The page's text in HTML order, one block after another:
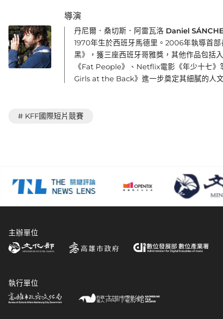
導演
丹尼爾．桑切斯．阿雷瓦洛 Daniel
1970年生於西班牙馬德里。2006年執導首
黑》，獲三座西班牙哥雅獎，其他作品包括
《Fat People》、Netflix電影《年少十七》
Girls at the Back》進一步奠定其細膩的人
# KFF國際短片競賽
主辦單位
執行單位